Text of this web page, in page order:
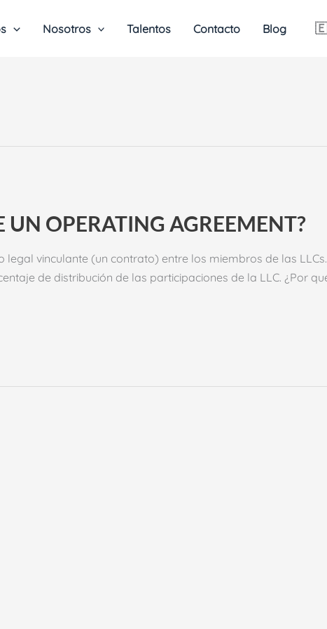
Nosotros Talentos Contacto Blog
UN OPERATING AGREEMENT?
legal vinculante (un contrato) entre los miembros de las
de distribución de las participaciones de la LLC. ¿Por